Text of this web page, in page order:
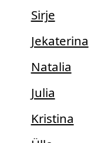
Sirje
Jekaterina
Natalia
Julia
Kristina